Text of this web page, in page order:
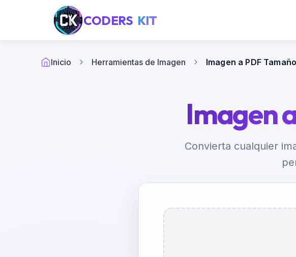
CODERS KIT
Inicio Herramientas de Imagen Imagen a PDF
Imagen
Convierta cualquier